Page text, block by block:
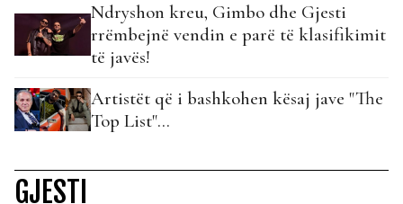
Ndryshon kreu, Gimbo dhe Gjesti
rrëmbejnë vendin e parë të klasifikimit
të javës!
Artistët që i bashkohen kësaj jave "The
Top List"...
GJESTI